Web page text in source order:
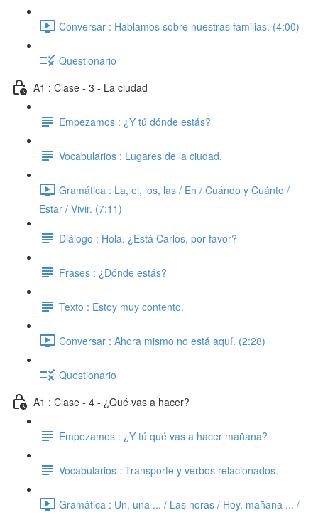
Conversar : Hablamos sobre nuestras familias. (4:00)
Questionario
A1 : Clase - 3 - La ciudad
Empezamos : ¿Y tú dónde estás?
Vocabularios : Lugares de la ciudad.
Gramática : La, el, los, las / En / Cuándo y Cuánto /
Estar / Vivir. (7:11)
Diálogo : Hola. ¿Está Carlos, por favor?
Frases : ¿Dónde estás?
Texto : Estoy muy contento.
Conversar : Ahora mismo no está aquí. (2:28)
Questionario
A1 : Clase - 4 - ¿Qué vas a hacer?
Empezamos : ¿Y tú qué vas a hacer mañana?
Vocabularios : Transporte y verbos relacionados.
Gramática : Un, una ... / Las horas / Hoy, mañana ... /